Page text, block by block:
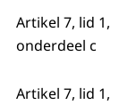
Artikel 7, lid 1,
onderdeel c
Artikel 7, lid 1,